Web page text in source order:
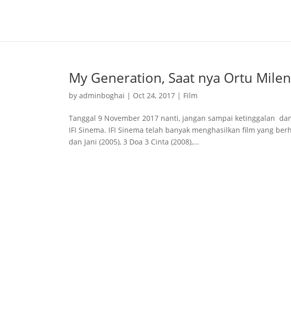
My Generation, Saat nya Ortu
byadminboghai | Oct 24, 2017 | Film
Tanggal 9 November 2017 nanti, jangan sampai ketinggalan
IFI Sinema. IFI Sinema telah banyak menghasilkan film yang
dan Jani (2005), 3 Doa 3 Cinta (2008),...